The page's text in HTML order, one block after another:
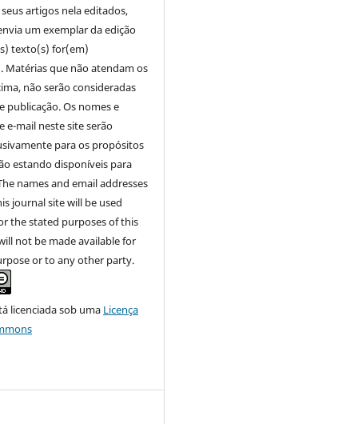
artigos nela editados,
um exemplar da edição
texto(s) for(em)
Matérias que não atendam os
não serão consideradas
publicação. Os nomes e
e-mail neste site serão
para os propósitos
estando disponíveis para
names and email addresses
journal site will be used
the stated purposes of this
not be made available for
or to any other party.
licenciada sob uma Licença